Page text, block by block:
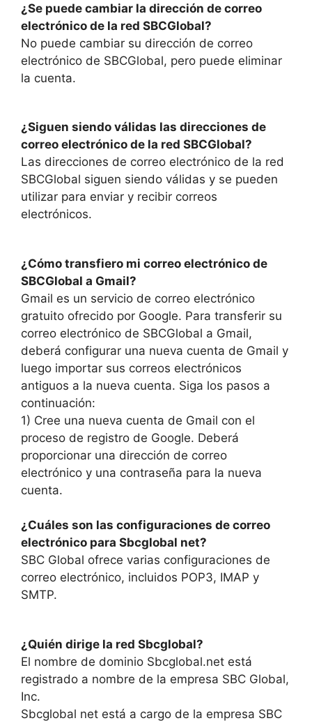
¿Se puede cambiar la dirección de correo
electrónico de la red SBCGlobal?
No puede cambiar su dirección de correo
electrónico de SBCGlobal, pero puede eliminar
la cuenta.
¿Siguen siendo válidas las direcciones de
correo electrónico de la red SBCGlobal?
Las direcciones de correo electrónico de la red
SBCGlobal siguen siendo válidas y se pueden
utilizar para enviar y recibir correos
electrónicos.
¿Cómo transfiero mi correo electrónico de
SBCGlobal a Gmail?
Gmail es un servicio de correo electrónico
gratuito ofrecido por Google. Para transferir su
correo electrónico de SBCGlobal a Gmail,
deberá configurar una nueva cuenta de Gmail y
luego importar sus correos electrónicos
antiguos a la nueva cuenta. Siga los pasos a
continuación:
1) Cree una nueva cuenta de Gmail con el
proceso de registro de Google. Deberá
proporcionar una dirección de correo
electrónico y una contraseña para la nueva
cuenta.
¿Cuáles son las configuraciones de correo
electrónico para Sbcglobal net?
SBC Global ofrece varias configuraciones de
correo electrónico, incluidos POP3, IMAP y
SMTP.
¿Quién dirige la red Sbcglobal?
El nombre de dominio Sbcglobal.net está
registrado a nombre de la empresa SBC Global,
Inc.
Sbcglobal net está a cargo de la empresa SBC